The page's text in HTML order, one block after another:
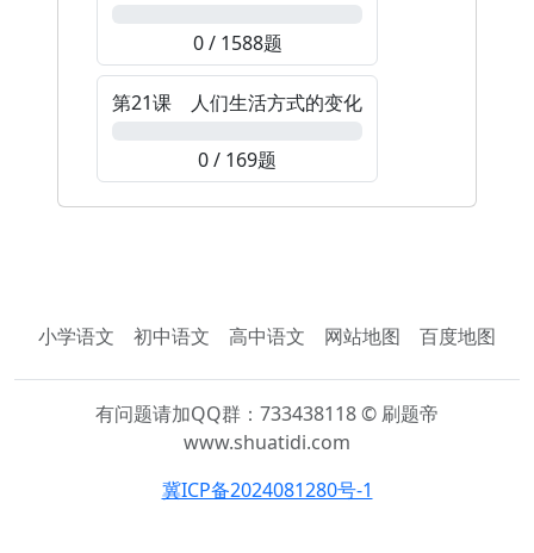
0 / 1588题
第21课 人们生活方式的变化
0 / 169题
小学语文 初中语文 高中语文 网站地图 百度地图
有问题请加QQ群：733438118 © 刷题帝
www.shuatidi.com
冀ICP备2024081280号-1